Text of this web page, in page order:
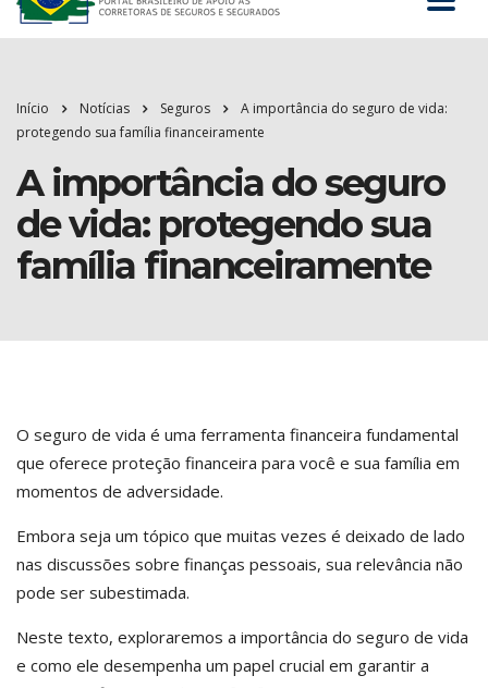
Início Notícias Seguros
A importância do seguro de vida:
protegendo sua família financeiramente
A importância do seguro
de vida: protegendo sua
família financeiramente
O seguro de vida é uma ferramenta financeira fundamental
que oferece proteção financeira para você e sua família em
momentos de adversidade.
Embora seja um tópico que muitas vezes é deixado de lado
nas discussões sobre finanças pessoais, sua relevância não
pode ser subestimada.
Neste texto, exploraremos a importância do seguro de vida
e como ele desempenha um papel crucial em garantir a